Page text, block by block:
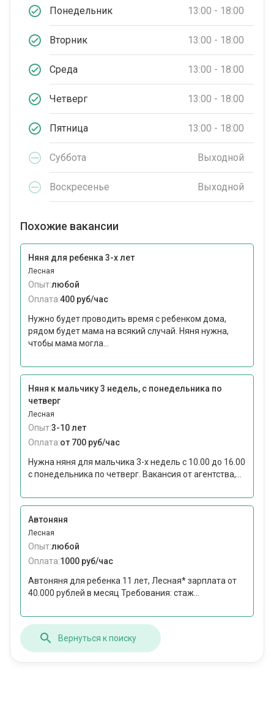
Понедельник 13:00 - 18:00
Вторник 13:00 - 18:00
Среда 13:00 - 18:00
Четверг 13:00 - 18:00
Пятница 13:00 - 18:00
Суббота Выходной
Воскресенье Выходной
Похожие вакансии
Няня для ребенка 3-х лет
Лесная
Опыт:любой
Оплата:400 руб/час
Нужно будет проводить время с ребенком дома,
рядом будет мама на всякий случай. Няня нужна,
чтобы мама могла...
Няня к мальчику 3 недель, с понедельника по
четверг
Лесная
Опыт:3-10 лет
Оплата:от 700 руб/час
Нужна няня для мальчика 3-х недель с 10.00 до 16.00
с понедельника по четверг. Вакансия от агентства,...
Автоняня
Лесная
Опыт:любой
Оплата:1000 руб/час
Автоняня для ребенка 11 лет, Лесная* зарплата от
40.000 рублей в месяц Требования: стаж...
Вернуться к поиску